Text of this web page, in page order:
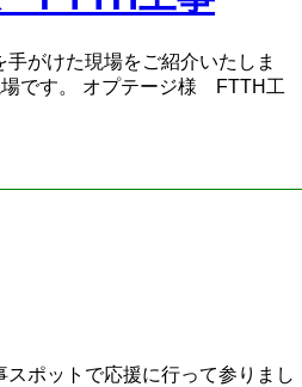
がけた現場をご紹介いたしま
です。 オプテージ様 FTTH工
ポットで応援に行って参りまし